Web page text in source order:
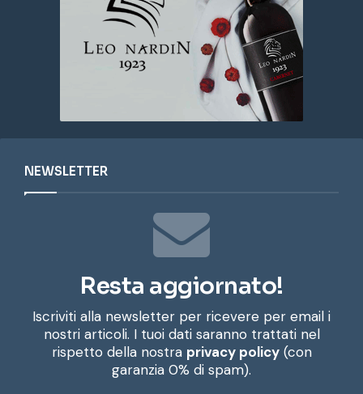
NEWSLETTER
Resta aggiornato!
Iscriviti alla newsletter per ricevere per email i
nostri articoli. I tuoi dati saranno trattati nel
rispetto della nostra privacy policy(con
garanzia 0% di spam).